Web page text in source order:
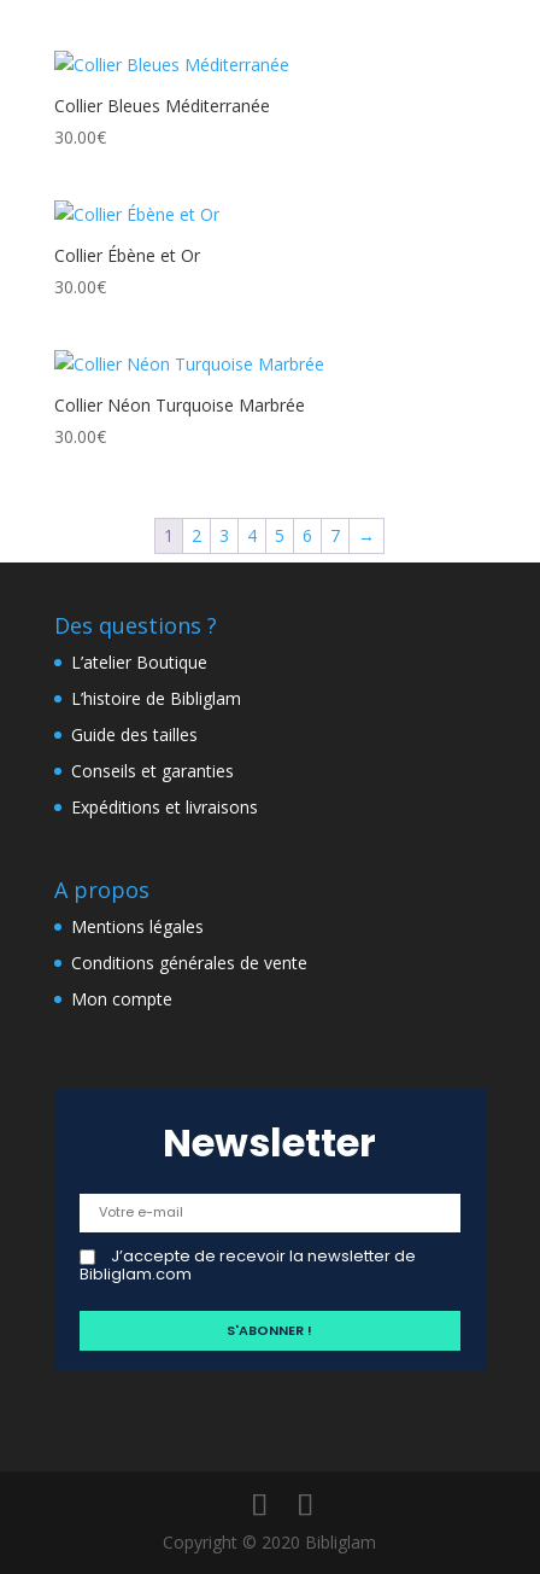
Collier Bleues Méditerranée
30.00€
Collier Ébène et Or
30.00€
Collier Néon Turquoise Marbrée
30.00€
1 2 3 4 5 6 7 →
Des questions ?
L’atelier Boutique
L’histoire de Bibliglam
Guide des tailles
Conseils et garanties
Expéditions et livraisons
A propos
Mentions légales
Conditions générales de vente
Mon compte
Newsletter
J’accepte de recevoir la newsletter de
Bibliglam.com
Copyright © 2020 Bibliglam